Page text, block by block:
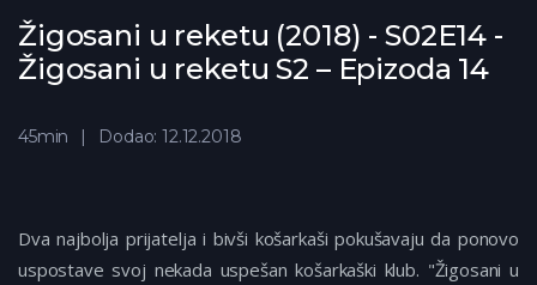
Žigosani u reketu (2018) - S02E14 -
Žigosani u reketu S2 – Epizoda 14
45min Dodao: 12.12.2018
Dva najbolja prijatelja i bivši košarkaši pokušavaju da ponovo
uspostave svoj nekada uspešan košarkaški klub. "Žigosani u